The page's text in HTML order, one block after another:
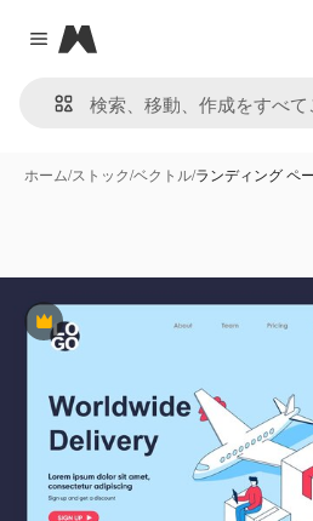
Close menu
Magnific
ホーム/ストック/ベクトル/ランディング ペ
Premium